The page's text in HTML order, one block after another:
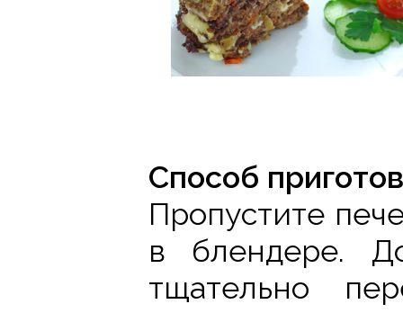
Способ
Пропустите
в блендере.
тщательно